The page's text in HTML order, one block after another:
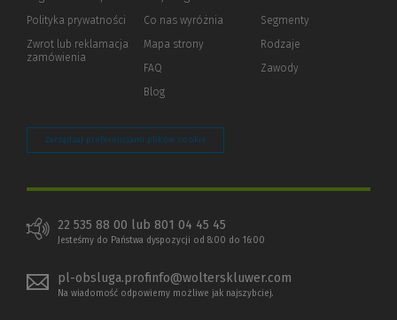
Polityka prywatności (Nowe
(Link
innej
Zwrot lub reklamacja
zamówienia
strony)
Co nas wyróżnia
Mapa strony
FAQ
Blog
Segmenty
Rodzaje
Zawody
Zarządzaj preferencjami plików cookie
22 535 88 00 lub 801 04 45 45
Jesteśmy do Państwa dyspozycji od 8:00 do 16:00
pl-obsluga.profinfo@wolterskluwer.com
Na wiadomość odpowiemy możliwe jak najszybciej.